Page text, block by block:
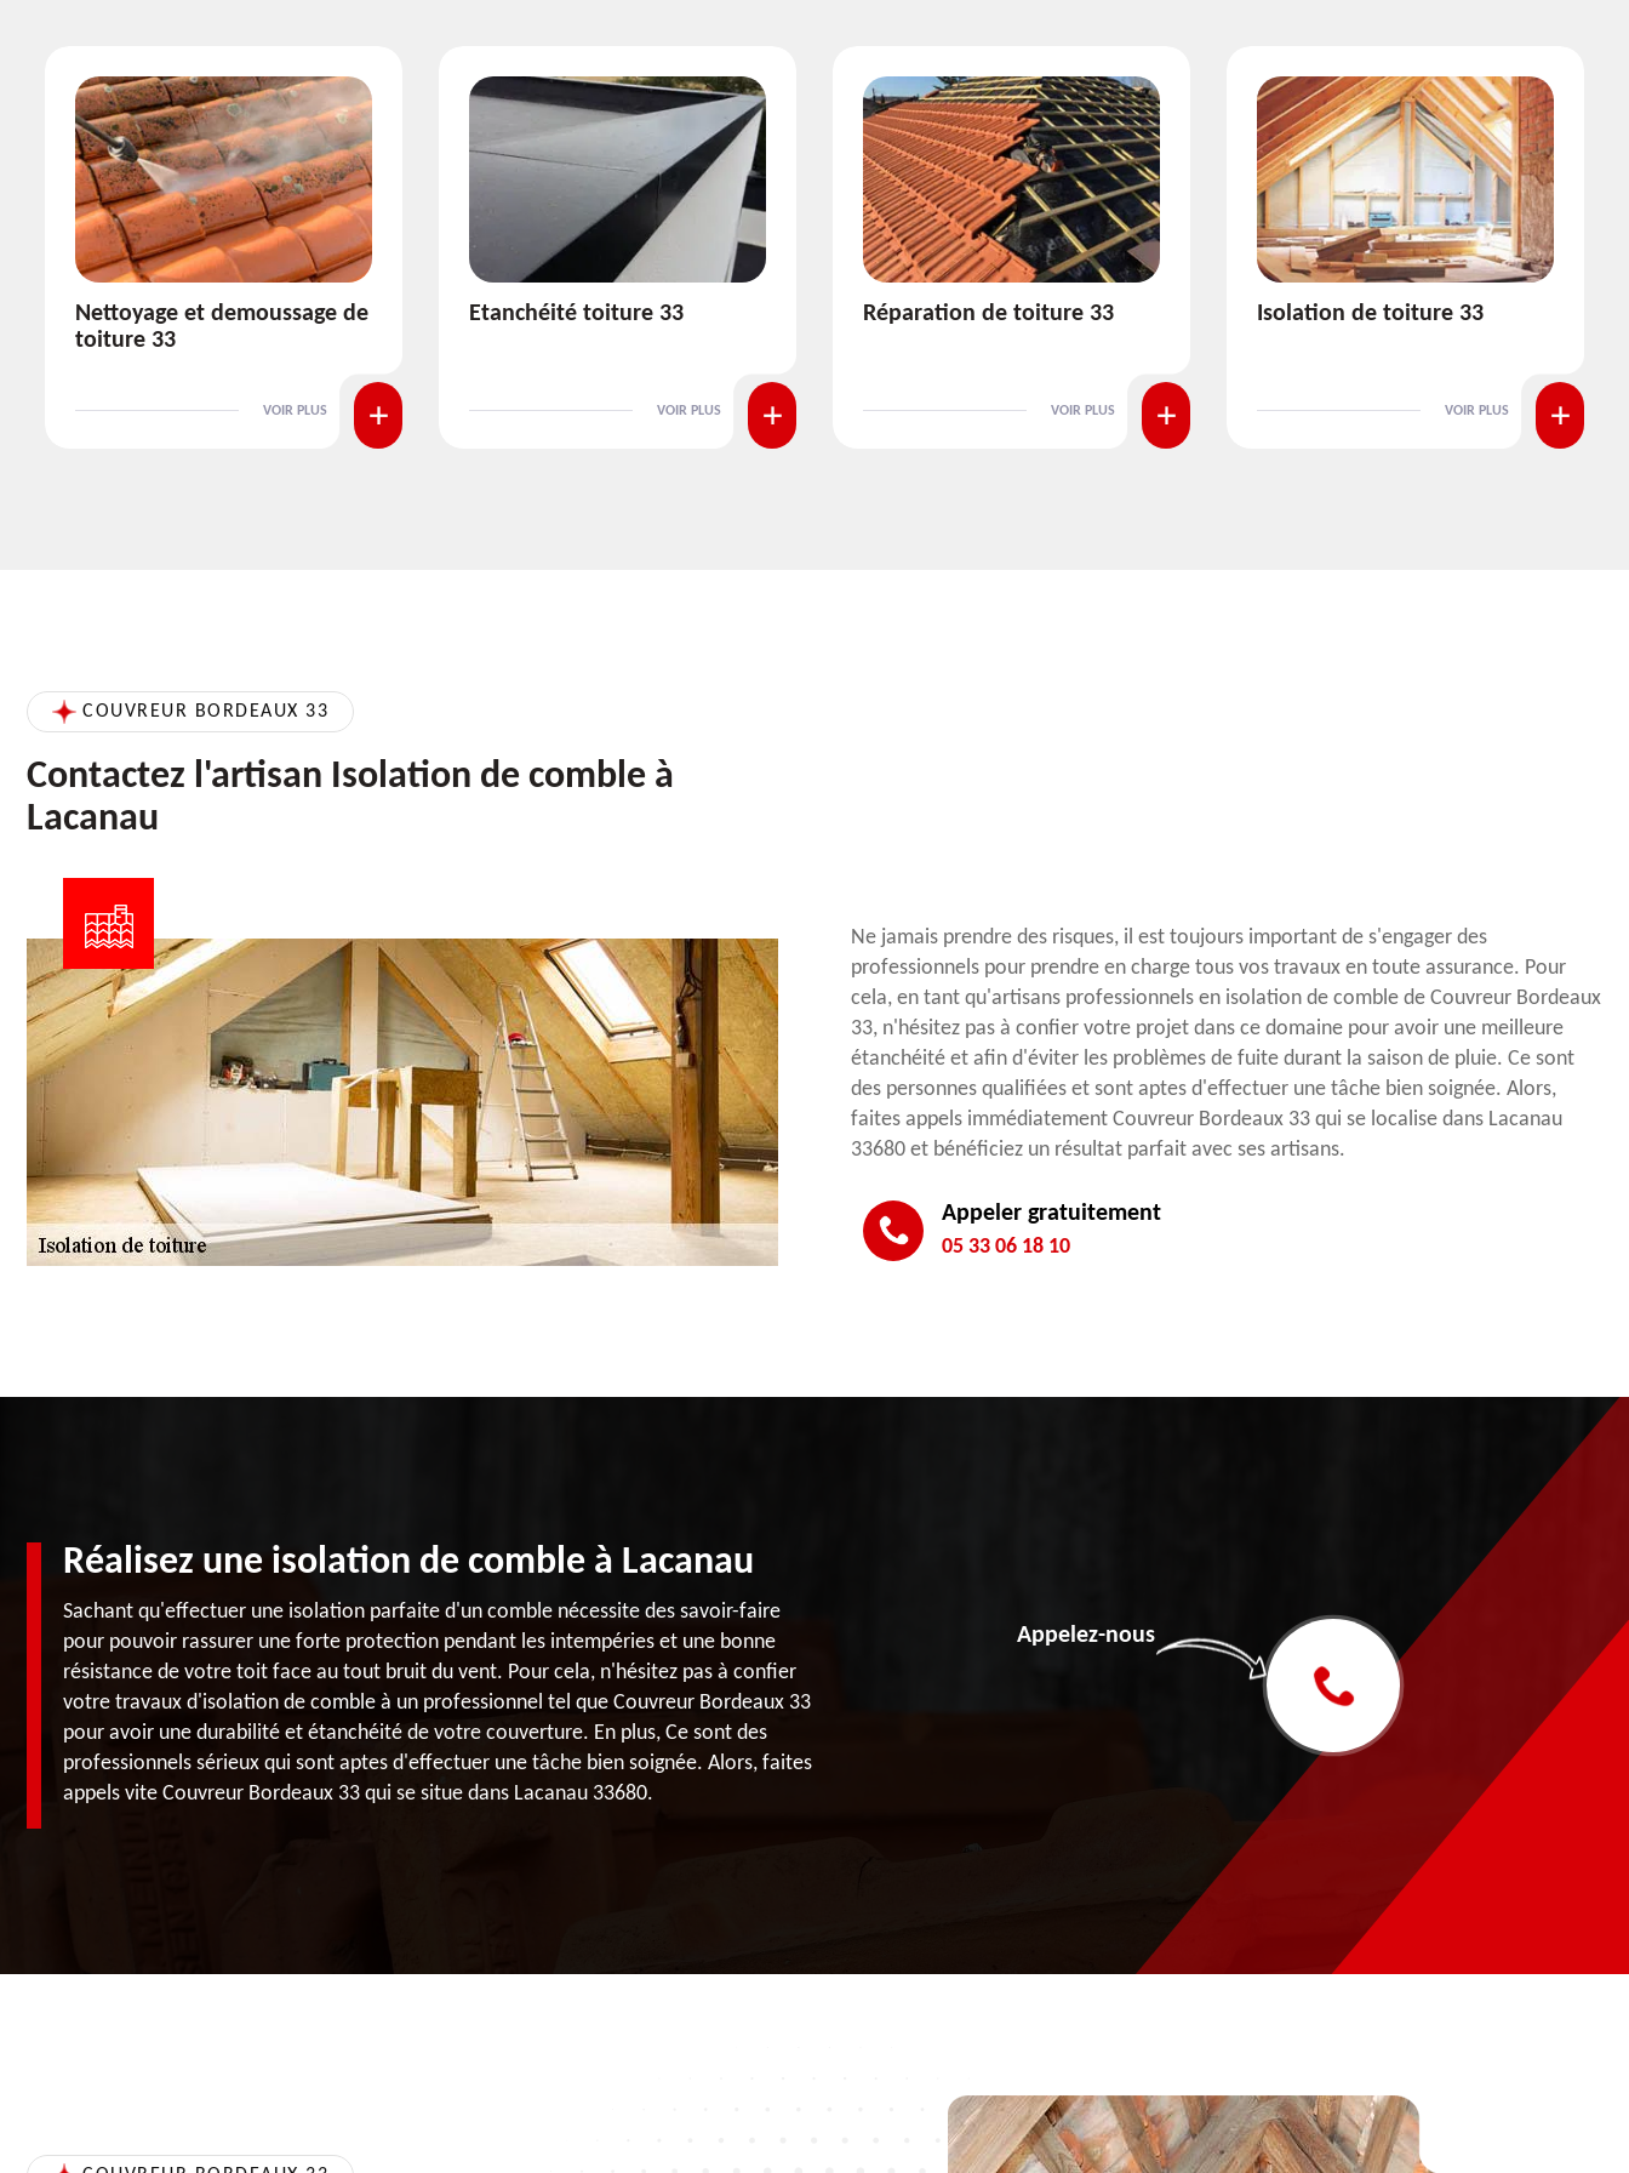
Etanchéité toiture 33
VOIR PLUS
Réparation de toiture 33
VOIR PLUS
Isolation de toiture 33
VOIR PLUS
Pose et nettoyage de
VOIR PLUS
COUVREUR BORDEAUX 33
Contactez l'artisan Isolation de comble à
Lacanau
Ne jamais prendre des risques, il est toujours important de s'engager des
professionnels pour prendre en charge tous vos travaux en toute assurance. Pour
cela, en tant qu'artisans professionnels en isolation de comble de Couvreur Bordeaux
33, n'hésitez pas à confier votre projet dans ce domaine pour avoir une meilleure
étanchéité et afin d'éviter les problèmes de fuite durant la saison de pluie. Ce sont
des personnes qualifiées et sont aptes d'effectuer une tâche bien soignée. Alors,
faites appels immédiatement Couvreur Bordeaux 33 qui se localise dans Lacanau
33680 et bénéficiez un résultat parfait avec ses artisans.
Appeler gratuitement
05 33 06 18 10
Réalisez une isolation de comble à Lacanau
Sachant qu'effectuer une isolation parfaite d'un comble nécessite des savoir-faire
pour pouvoir rassurer une forte protection pendant les intempéries et une bonne
résistance de votre toit face au tout bruit du vent. Pour cela, n'hésitez pas à confier
votre travaux d'isolation de comble à un professionnel tel que Couvreur Bordeaux 33
pour avoir une durabilité et étanchéité de votre couverture. En plus, Ce sont des
professionnels sérieux qui sont aptes d'effectuer une tâche bien soignée. Alors, faites
appels vite Couvreur Bordeaux 33 qui se situe dans Lacanau 33680.
Appelez-nous